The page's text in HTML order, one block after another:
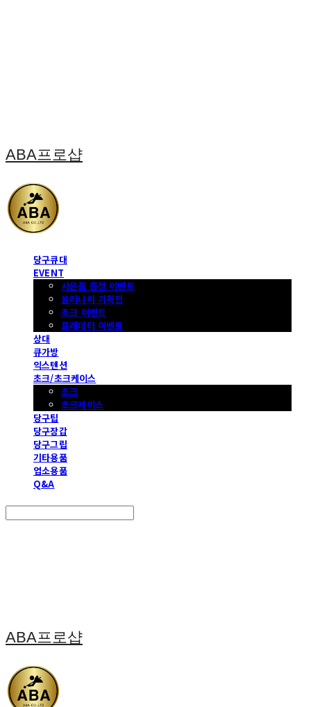
ABA프로샵
당구큐대
EVENT
사은품 증정 이벤트
몰리나리 기획전
초크 이벤트
프레데터 이벤트
상대
큐가방
익스텐션
초크/초크케이스
초크
초크케이스
당구팁
당구장갑
당구그립
기타용품
업소용품
Q&A
ABA프로샵